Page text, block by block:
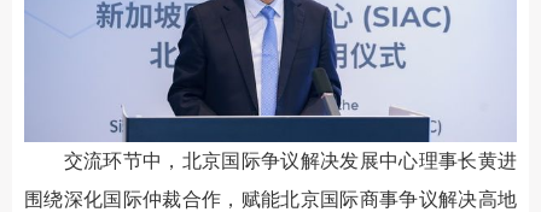
交流环节中，北京国际争议解决发展中心理事长黄进
围绕深化国际仲裁合作，赋能北京国际商事争议解决高地